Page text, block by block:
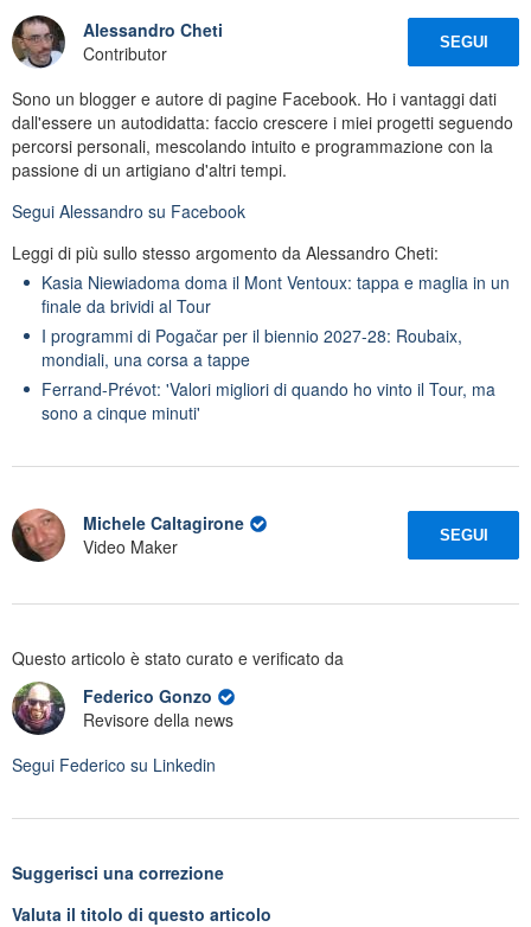
Alessandro Cheti
Contributor
SEGUI
Sono un blogger e autore di pagine Facebook. Ho i vantaggi dati
dall'essere un autodidatta: faccio crescere i miei progetti seguendo
percorsi personali, mescolando intuito e programmazione con la
passione di un artigiano d'altri tempi.
Segui Alessandro su Facebook
Leggi di più sullo stesso argomento da Alessandro Cheti:
Kasia Niewiadoma doma il Mont Ventoux: tappa e maglia in un
finale da brividi al Tour
I programmi di Pogačar per il biennio 2027-28: Roubaix,
mondiali, una corsa a tappe
Ferrand-Prévot: 'Valori migliori di quando ho vinto il Tour, ma
sono a cinque minuti'
Michele Caltagirone
Video Maker
SEGUI
Questo articolo è stato curato e verificato da
Federico Gonzo
Revisore della news
Segui Federico su Linkedin
Suggerisci una correzione
Valuta il titolo di questo articolo